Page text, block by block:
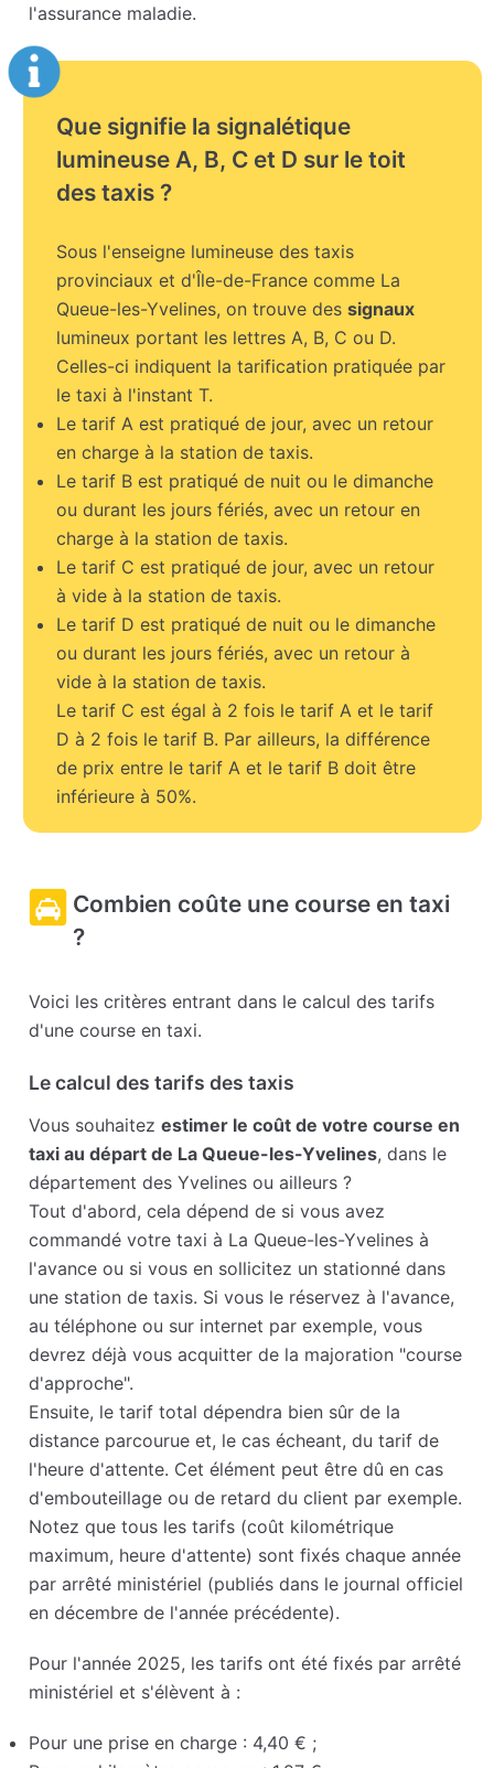
l'assurance maladie.
Que signifie la signalétique
lumineuse A, B, C et D sur le toit
des taxis ?
Sous l'enseigne lumineuse des taxis
provinciaux et d'Île-de-France comme La
Queue-les-Yvelines, on trouve dessignaux
lumineux portant les lettres A, B, C ou D.
Celles-ci indiquent la tarification pratiquée par
le taxi à l'instant T.
Le tarif A est pratiqué de jour, avec un retour
en charge à la station de taxis.
Le tarif B est pratiqué de nuit ou le dimanche
ou durant les jours fériés, avec un retour en
charge à la station de taxis.
Le tarif C est pratiqué de jour, avec un retour
à vide à la station de taxis.
Le tarif D est pratiqué de nuit ou le dimanche
ou durant les jours fériés, avec un retour à
vide à la station de taxis.
Le tarif C est égal à 2 fois le tarif A et le tarif
D à 2 fois le tarif B. Par ailleurs, la différence
de prix entre le tarif A et le tarif B doit être
inférieure à 50%.
Combien coûte une course en taxi
?
Voici les critères entrant dans le calcul des tarifs
d'une course en taxi.
Le calcul des tarifs des taxis
Vous souhaitezestimer le coût de votre course en
taxi au départ de La Queue-les-Yvelines, dans le
département des Yvelines ou ailleurs ?
Tout d'abord, cela dépend de si vous avez
commandé votre taxi à La Queue-les-Yvelines à
l'avance ou si vous en sollicitez un stationné dans
une station de taxis. Si vous le réservez à l'avance,
au téléphone ou sur internet par exemple, vous
devrez déjà vous acquitter de la majoration "course
d'approche".
Ensuite, le tarif total dépendra bien sûr de la
distance parcourue et, le cas écheant, du tarif de
l'heure d'attente. Cet élément peut être dû en cas
d'embouteillage ou de retard du client par exemple.
Notez que tous les tarifs (coût kilométrique
maximum, heure d'attente) sont fixés chaque année
par arrêté ministériel (publiés dans le journal officiel
en décembre de l'année précédente).
Pour l'année 2025, les tarifs ont été fixés par arrêté
ministériel et s'élèvent à :
Pour une prise en charge : 4,40 € ;